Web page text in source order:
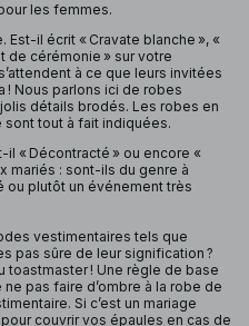
les femmes.
il écrit « Cravate blanche », «
de cérémonie » sur votre
à ce que leurs invitées
Nous parlons ici de robes
détails brodés. Les robes en
tout à fait indiquées.
« Décontracté » ou encore «
mariés : sont-ils du genre à
ou plutôt un événement très
vestimentaires tels que
pas sûre de leur signification ?
toastmaster ! Une règle de base
pas faire d’ombre à la robe de
Si c’est un mariage
couvrir vos épaules en cas de